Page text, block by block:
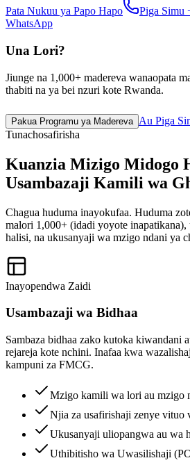
Pata Nukuu ya Papo Hapo
Piga Simu
WhatsApp
Una Lori?
Jiunge na 1,000+ madereva wanaopata
thabiti na ya bei nzuri kote Rwanda.
Pakua Programu ya Madereva Au Piga
Tunachosafirisha
Kuanzia Mizigo Midogo
Usambazaji Kamili wa
Chagua huduma inayokufaa. Huduma
malori 1,000+ (idadi yoyote
halisi, na ukusanyaji wa mzigo ndani ya
Inayopendwa Zaidi
Usambazaji wa Bidhaa
Sambaza bidhaa zako kutoka kiwandani
rejareja kote nchini. Inafaa kwa
kampuni za FMCG.
Mzigo kamili wa lori au mzigo
Njia za usafirishaji zenye vituo
Ukusanyaji uliopangwa au wa
Uthibitisho wa Uwasilishaji